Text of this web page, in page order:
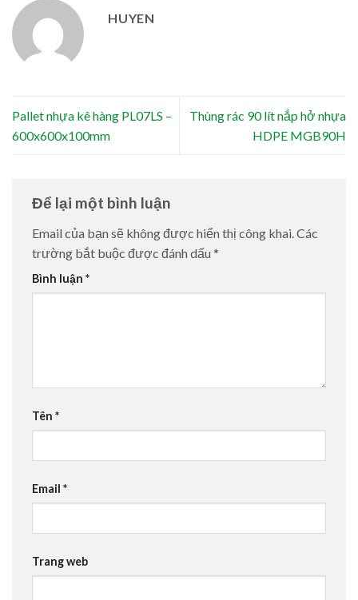
HUYEN
Pallet nhựa kê hàng PL07LS –
600x600x100mm
Thùng rác 90 lít nắp hở nhựa
HDPE MGB90H
Để lại một bình luận
Email của bạn sẽ không được hiển thị công khai. Các
trường bắt buộc được đánh dấu *
Bình luận *
Tên *
Email *
Trang web